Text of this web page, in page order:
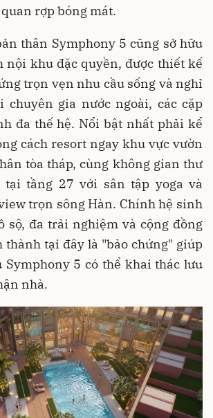
rợp bóng mát.
thân Symphony 5 cũng sở hữu
nội khu đặc quyền, được thiết kế
trọn vẹn nhu cầu sống và nghỉ
chuyên gia nước ngoài, các cặp
đa thế hệ. Nổi bật nhất phải kể
cách resort ngay khu vực vườn
tòa tháp, cùng không gian thư
tại tầng 27 với sân tập yoga và
trọn sông Hàn. Chính hệ sinh
sộ, đa trải nghiệm và cộng đồng
thành tại đây là "bảo chứng" giúp
Symphony 5 có thể khai thác lưu
nhà.